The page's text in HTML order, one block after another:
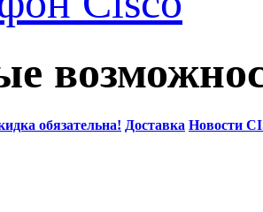
обязательна! Доставка Новости